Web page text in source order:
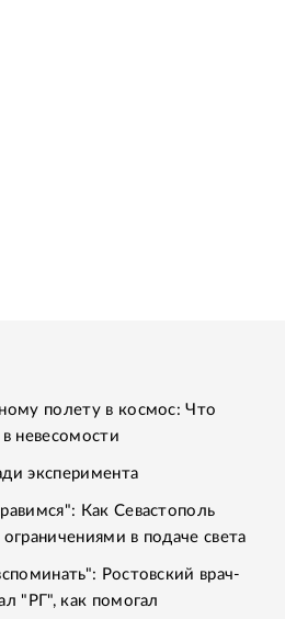
полету в космос: Что
невесомости
эксперимента
Как Севастополь
в подаче света
Ростовский врач-
"РГ", как помогал